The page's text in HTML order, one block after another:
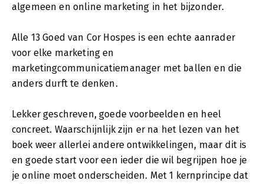
algemeen en online marketing in het bijzonder.
Alle 13 Goed van Cor Hospes is een echte aanrader
voor elke marketing en
marketingcommunicatiemanager met ballen en die
anders durft te denken.
Lekker geschreven, goede voorbeelden en heel
concreet. Waarschijnlijk zijn er na het lezen van het
boek weer allerlei andere ontwikkelingen, maar dit is
en goede start voor een ieder die wil begrijpen hoe je
je online moet onderscheiden. Met 1 kernprincipe dat